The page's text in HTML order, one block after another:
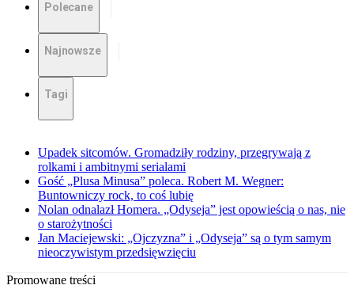
Polecane
Najnowsze
Tagi
Upadek sitcomów. Gromadziły rodziny, przegrywają z
rolkami i ambitnymi serialami
Gość „Plusa Minusa” poleca. Robert M. Wegner:
Buntowniczy rock, to coś lubię
Nolan odnalazł Homera. „Odyseja” jest opowieścią o nas, nie
o starożytności
Jan Maciejewski: „Ojczyzna” i „Odyseja” są o tym samym
nieoczywistym przedsięwzięciu
Promowane treści